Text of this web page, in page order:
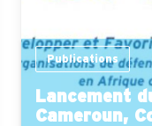
Publications
Lancement
Cameroun,